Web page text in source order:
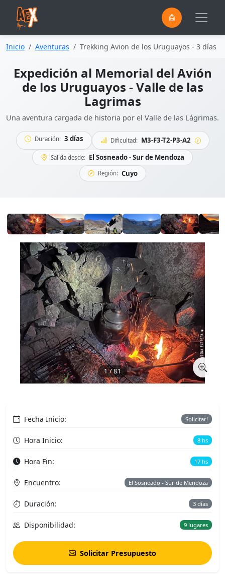
Inicio Aventuras Trekking Avion de los Uruguayos - 3 días
Expedición al Memorial del Avión
de los Uruguayos - Valle de las
Lagrimas
Una aventura cargada de historia por el Valle de las Lágrimas.
Duración: 3 días Dificultad: M3-F3-T2-P3-A2
Salida desde: El Sosneado - Sur de Mendoza
Región: Cuyo
1 / 81
Fecha Inicio: Solicitar!
Hora Inicio: 8 hs
Hora Fin: 17 hs
Encuentro: El Sosneado - Sur de Mendoza
Duración: 3 días
Disponibilidad: 9 lugares
Solicitar Presupuesto